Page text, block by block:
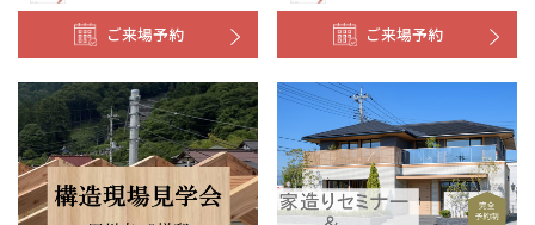
ご来場予約 ご来場予約